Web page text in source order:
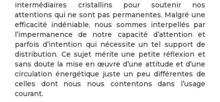
intermédiaires cristallins pour soutenir nos
attentions qui ne sont pas permanentes. Malgré une
efficacité indéniable, nous sommes interpellés par
l’impermanence de notre capacité d’attention et
parfois d’intention qui nécessite un tel support de
distribution. Ce sujet mérite une petite réflexion et
sans doute la mise en œuvre d’une attitude et d’une
circulation énergétique juste un peu différentes de
celles dont nous nous contentons dans l’usage
courant.